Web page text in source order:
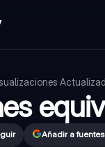
·
Añadir a